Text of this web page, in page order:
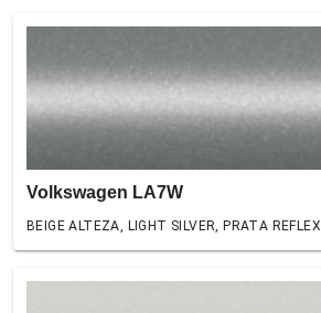
Volkswagen LA7W
BEIGE ALTEZA, LIGHT SILVER, PRATA REFLEX